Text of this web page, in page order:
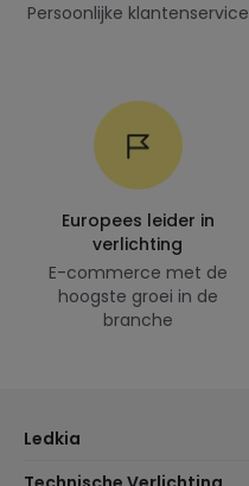
Persoonlijke klantenservice
Europees leider in
verlichting
E-commerce met de
hoogste groei in de
branche
Ledkia